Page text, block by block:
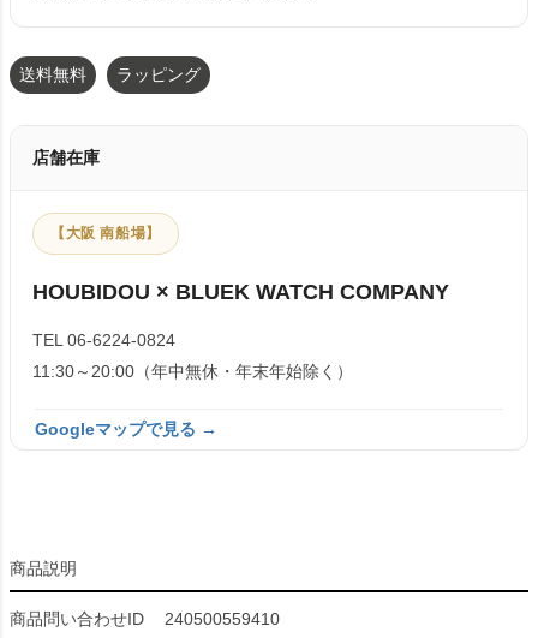
送料無料 ラッピング
店舗在庫
【大阪 南船場】
HOUBIDOU × BLUEK WATCH COMPANY
TEL 06-6224-0824
11:30～20:00（年中無休・年末年始除く）
Googleマップで見る →
商品説明
商品問い合わせID 240500559410